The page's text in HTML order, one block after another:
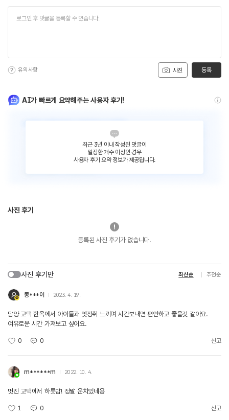
사진
유의사항 등록
AI가 빠르게 요약해주는 사용자 후기!
최근 3년 이내 작성된 댓글이
일정한 개수 이상인 경우
사용자 후기 요약 정보가 제공됩니다.
사진 후기
등록된 사진 후기가 없습니다.
사진 후기만 최신순 추천순
콩***이 2023. 4. 19.
담양 고택 한옥에서 아이들과 옛정취 느끼며 시간보내면 편안하고 좋을것 같아요.
여유로운 시간 가져보고 싶어요.
0 0 신고
m******m 2022. 10. 4.
멋진 고택에서 하룻밤! 정말 운치있네용
1 0 신고